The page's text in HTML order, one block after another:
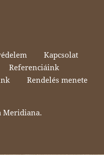
Kapcsolat
Referenciáink
Rendelés menete
Meridiana.